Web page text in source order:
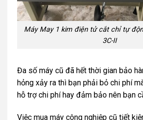
Máy May 1 kim điện tử cắt chỉ tự
3C-II
Đa số máy cũ đã hết thời gian bảo
hỏng xảy ra thì bạn phải bỏ chi phí
hỗ trợ chi phí hay đảm bảo nên bạn
Việc mua máy công nghiệp cũ tiết